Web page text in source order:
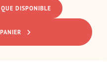
DISPONIBLE